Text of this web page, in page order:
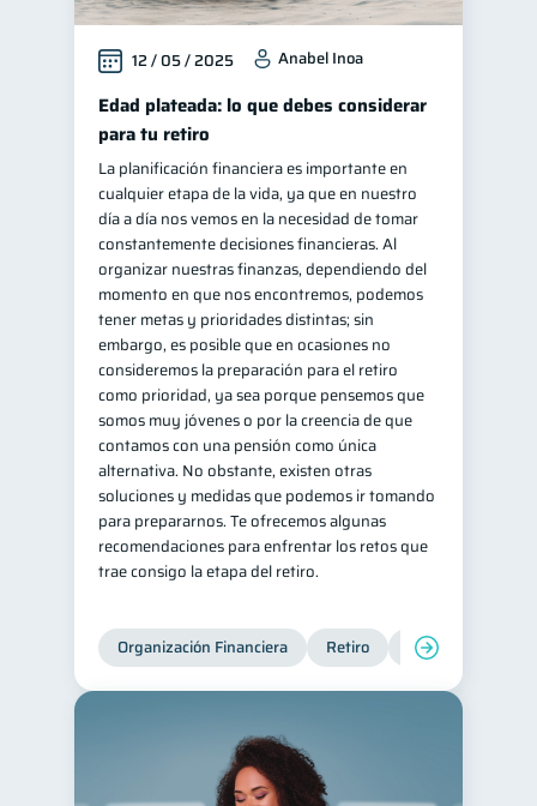
Seguridad financiera 13
Salud financiera 12
Productos financieros 11
Organización Financiera
Deudas 10
Entidad financiera 8
Préstamos Ahorro
Consejos 6
Tarjeta de crédito
Historial crediticio 6
Ciberseguridad
Servicios 4
Derechos & Deberes
Superintendencia de Bancos 4
Criptomonedas
Inversiones 2
Finanzas en Pareja
Educación Financiera 1
12 / 05 / 2025 Anabel Inoa
Edad plateada: lo que debes considerar
para tu retiro
La planificación financiera es importante en
cualquier etapa de la vida, ya que en nuestro
día a día nos vemos en la necesidad de tomar
constantemente decisiones financieras. Al
organizar nuestras finanzas, dependiendo del
momento en que nos encontremos, podemos
tener metas y prioridades distintas; sin
embargo, es posible que en ocasiones no
consideremos la preparación para el retiro
como prioridad, ya sea porque pensemos que
somos muy jóvenes o por la creencia de que
contamos con una pensión como única
alternativa. No obstante, existen otras
soluciones y medidas que podemos ir tomando
para prepararnos. Te ofrecemos algunas
recomendaciones para enfrentar los retos que
trae consigo la etapa del retiro.
Organización Financiera Retiro Cuenta